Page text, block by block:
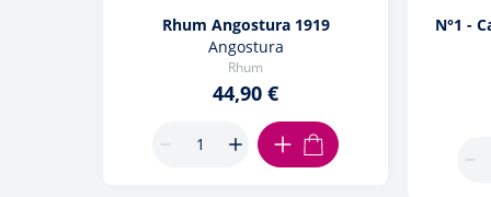
Rhum Angostura 1919
Angostura
Rhum
44,90 €
AJOUTER AU PANIER
N°1 -